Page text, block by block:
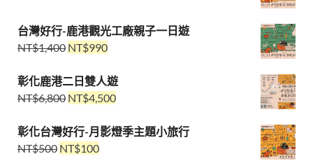
台灣好行-鹿港觀光工廠親子一日遊
NT$1,400 NT$990
彰化鹿港二日雙人遊
NT$6,800 NT$4,500
彰化台灣好行-月影燈季主題小旅行
NT$500 NT$100